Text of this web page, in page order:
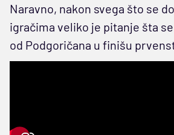
Naravno, nakon svega što se
igračima veliko je pitanje šta
od Podgoričana u finišu